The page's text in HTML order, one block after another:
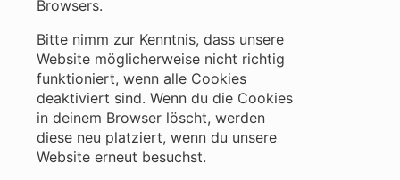
Browsers.
Bitte nimm zur Kenntnis, dass unsere
Website möglicherweise nicht richtig
funktioniert, wenn alle Cookies
deaktiviert sind. Wenn du die Cookies
in deinem Browser löscht, werden
diese neu platziert, wenn du unsere
Website erneut besuchst.